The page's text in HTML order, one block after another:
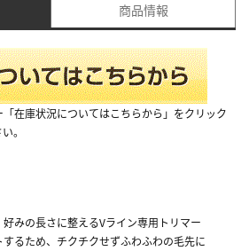
商品情報
在庫状況についてはこちらから」をクリック
。
みの長さに整えるVライン専用トリマー
るため、チクチクせずふわふわの毛先に